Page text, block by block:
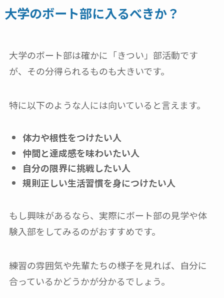
大学のボート部に入るべきか？
大学のボート部は確かに「きつい」部活動です
が、その分得られるものも大きいです。
特に以下のような人には向いていると言えます。
体力や根性をつけたい人
仲間と達成感を味わいたい人
自分の限界に挑戦したい人
規則正しい生活習慣を身につけたい人
もし興味があるなら、実際にボート部の見学や体
験入部をしてみるのがおすすめです。
練習の雰囲気や先輩たちの様子を見れば、自分に
合っているかどうかが分かるでしょう。